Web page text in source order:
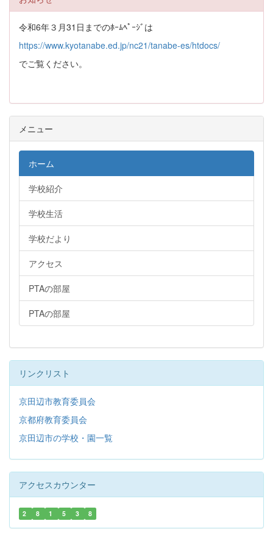
令和6年３月31日までのﾎｰﾑﾍﾟｰｼﾞは
https://www.kyotanabe.ed.jp/nc21/tanabe-es/htdocs/
でご覧ください。
メニュー
ホーム
学校紹介
学校生活
学校だより
アクセス
PTAの部屋
PTAの部屋
リンクリスト
京田辺市教育委員会
京都府教育委員会
京田辺市の学校・園一覧
アクセスカウンター
2 8 1 5 3 8